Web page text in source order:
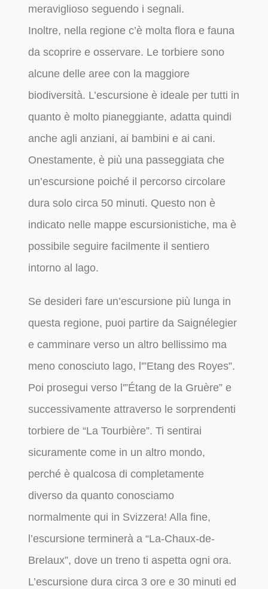
meraviglioso seguendo i segnali.
Inoltre, nella regione c’è molta flora e fauna
da scoprire e osservare. Le torbiere sono
alcune delle aree con la maggiore
biodiversità. L’escursione è ideale per tutti in
quanto è molto pianeggiante, adatta quindi
anche agli anziani, ai bambini e ai cani.
Onestamente, è più una passeggiata che
un’escursione poiché il percorso circolare
dura solo circa 50 minuti. Questo non è
indicato nelle mappe escursionistiche, ma è
possibile seguire facilmente il sentiero
intorno al lago.
Se desideri fare un’escursione più lunga in
questa regione, puoi partire da Saignélegier
e camminare verso un altro bellissimo ma
meno conosciuto lago, l'”Etang des Royes”.
Poi prosegui verso l'”Étang de la Gruère” e
successivamente attraverso le sorprendenti
torbiere de “La Tourbière”. Ti sentirai
sicuramente come in un altro mondo,
perché è qualcosa di completamente
diverso da quanto conosciamo
normalmente qui in Svizzera! Alla fine,
l’escursione terminerà a “La-Chaux-de-
Brelaux”, dove un treno ti aspetta ogni ora.
L’escursione dura circa 3 ore e 30 minuti ed